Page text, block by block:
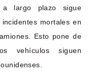
a largo plazo sigue
mortales en
Esto pone de
vehículos siguen